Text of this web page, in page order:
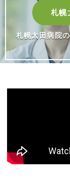
札幌
札幌太田病院